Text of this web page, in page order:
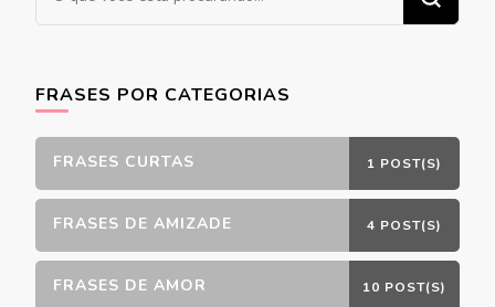
algo?
FRASES POR CATEGORIAS
FRASES CURTAS 1 POST(S)
FRASES DE AMIZADE 4 POST(S)
FRASES DE AMOR 10 POST(S)